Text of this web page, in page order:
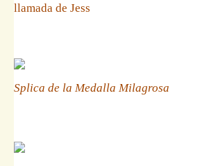
llamada de Jess
Splica de la Medalla Milagrosa